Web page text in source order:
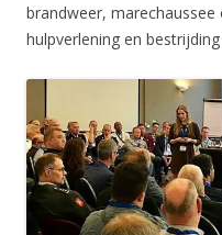
brandweer,
hulpverlening en